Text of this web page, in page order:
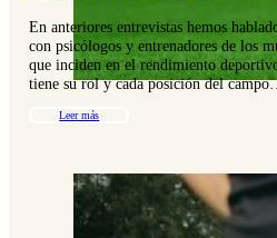
En anteriores entrevistas hemos
con psicólogos y entrenadores de los
que inciden en el rendimiento
tiene su rol y cada posición del
Leer más